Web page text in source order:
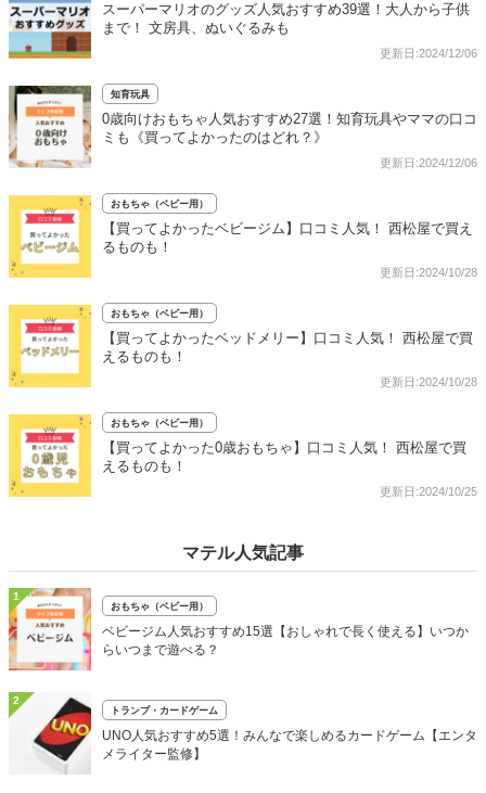
スーパーマリオのグッズ人気おすすめ39選！大人から子供
まで！ 文房具、ぬいぐるみも
更新日:2024/12/06
知育玩具
0歳向けおもちゃ人気おすすめ27選！知育玩具やママの口コ
ミも《買ってよかったのはどれ？》
更新日:2024/12/06
おもちゃ（ベビー用）
【買ってよかったベビージム】口コミ人気！ 西松屋で買え
るものも！
更新日:2024/10/28
おもちゃ（ベビー用）
【買ってよかったベッドメリー】口コミ人気！ 西松屋で買
えるものも！
更新日:2024/10/28
おもちゃ（ベビー用）
【買ってよかった0歳おもちゃ】口コミ人気！ 西松屋で買
えるものも！
更新日:2024/10/25
マテル人気記事
1
おもちゃ（ベビー用）
ベビージム人気おすすめ15選【おしゃれで長く使える】いつか
らいつまで遊べる？
2
トランプ・カードゲーム
UNO人気おすすめ5選！みんなで楽しめるカードゲーム【エンタ
メライター監修】